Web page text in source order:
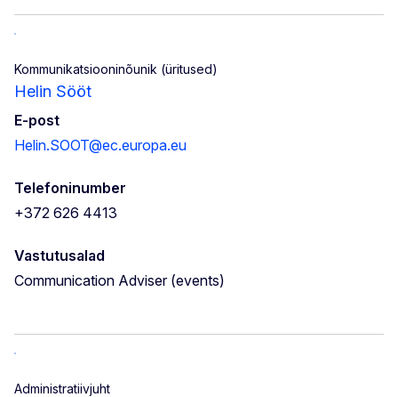
Kommunikatsiooninõunik (üritused)
Helin Sööt
E-post
Helin.SOOT@ec.europa.eu
Telefoninumber
+372 626 4413
Vastutusalad
Communication Adviser (events)
Administratiivjuht